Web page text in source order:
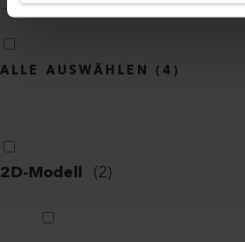
ALLE AUSWÄHLEN (4)
2D-Modell (2)